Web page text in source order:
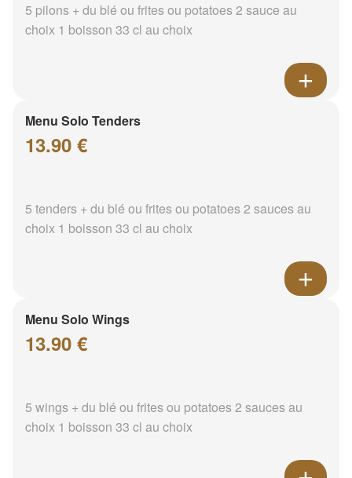
5 pilons + du blé ou frites ou potatoes 2 sauce au
choix 1 boisson 33 cl au choix
Menu Solo Tenders
13.90 €
5 tenders + du blé ou frites ou potatoes 2 sauces au
choix 1 boisson 33 cl au choix
Menu Solo Wings
13.90 €
5 wings + du blé ou frites ou potatoes 2 sauces au
choix 1 boisson 33 cl au choix